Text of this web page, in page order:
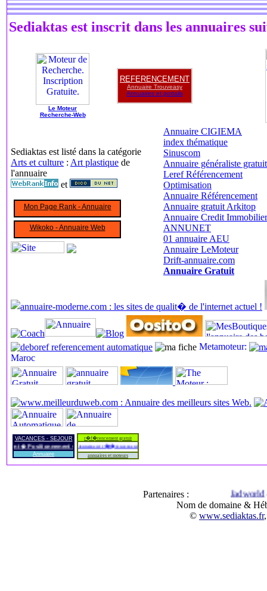
Sediaktas est inscrit dans les annuaires
Le Moteur
Recherche-Web
REFERENCEMENT
Annuaire Trouveasy
Annuaires et portails
Sediaktas est listé dans la catégorie
Arts et culture : Art plastique de
l'annuaire
et
Mon Page Rank - Annuaire
Wikoko - Annuaire Web
Annuaire CIGIEMA
index thématique
Sinuscom
Annuaire généraliste gratuit
Leref Référencement
Optimisation
Annuaire Référencement
Annuaire gratuit Arkitop
Annuaire Credit Immobilier
ANNUNET
01 annuaire AEU
Annuaire LeMoteur
Drift-annuaire.com
Annuaire Gratuit
� pied en limousin -Ayumi Hamasaki : la chanteuse jpop - Utada Hikaru : le rnb japonais -Evanescence -
VACANCES - SEJOUR
� Positionnement � R�f�rencement manuel professionnel � Positionnement efficace �
Annuaire
r�f�rencement gratuit
r�f�rencement positionnement r�f�rencement manuel professionnel discount
annuaires et moteurs
Partenaires : Jadworld-
Nom de domaine &
© www.sediaktas.fr